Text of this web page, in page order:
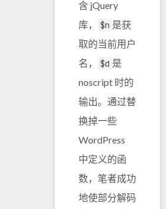
含 jQuery
库，
$n 是获
取的当前用户
名，
$d 是
noscript 时的
输出。通过替
换掉一些
WordPress
中定义的函
数，笔者成功
地使部分解码